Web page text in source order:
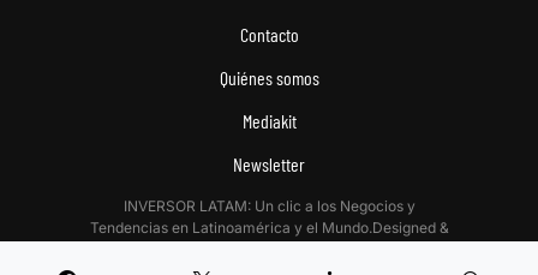
Contacto
Quiénes somos
Mediakit
Newsletter
INVERSOR LATAM: Un clic a los Negocios y
Tendencias en Latinoamérica y el Mundo.Designed &